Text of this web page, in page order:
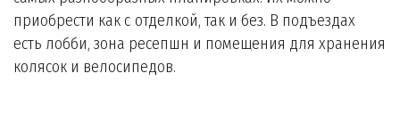
приобрести как с отделкой, так и без. В подъездах
есть лобби, зона ресепшн и помещения для хранения
колясок и велосипедов.